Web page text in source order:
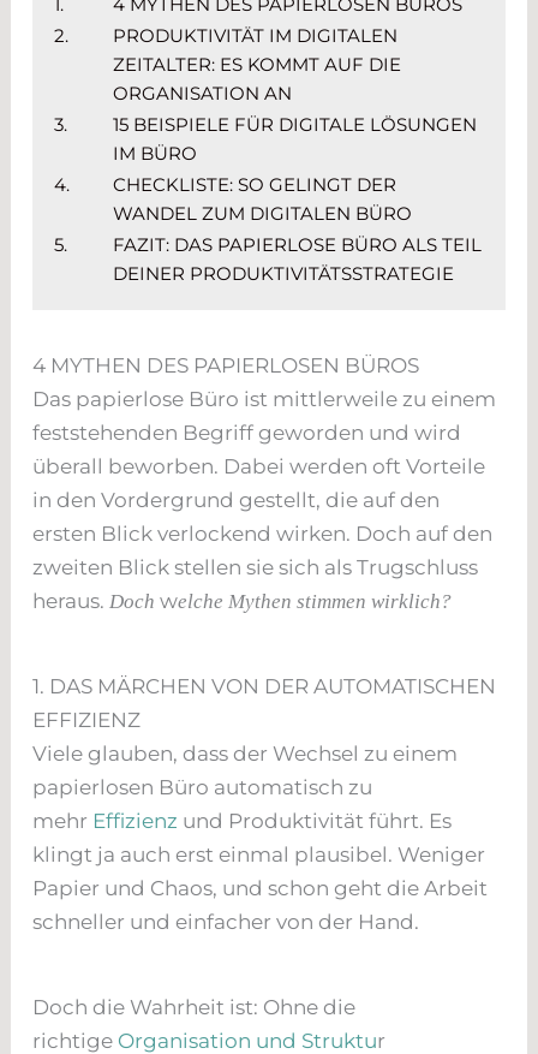
2.
PRODUKTIVITÄT IM DIGITALEN
ZEITALTER: ES KOMMT AUF DIE
ORGANISATION AN
3.
15 BEISPIELE FÜR DIGITALE LÖSUNGEN
IM BÜRO
4.
CHECKLISTE: SO GELINGT DER
WANDEL ZUM DIGITALEN BÜRO
5.
FAZIT: DAS PAPIERLOSE BÜRO ALS TEIL
DEINER PRODUKTIVITÄTSSTRATEGIE
4 MYTHEN DES PAPIERLOSEN BÜROS
Das papierlose Büro ist mittlerweile zu einem
feststehenden Begriff geworden und wird
überall beworben. Dabei werden oft Vorteile
in den Vordergrund gestellt, die auf den
ersten Blick verlockend wirken. Doch auf den
zweiten Blick stellen sie sich als Trugschluss
heraus. Doch welche Mythen stimmen wirklich?
1. DAS MÄRCHEN VON DER AUTOMATISCHEN
EFFIZIENZ
Viele glauben, dass der Wechsel zu einem
papierlosen Büro automatisch zu
mehr Effizienz und Produktivität führt. Es
klingt ja auch erst einmal plausibel. Weniger
Papier und Chaos, und schon geht die Arbeit
schneller und einfacher von der Hand.
Doch die Wahrheit ist: Ohne die
richtige Organisation und Struktur